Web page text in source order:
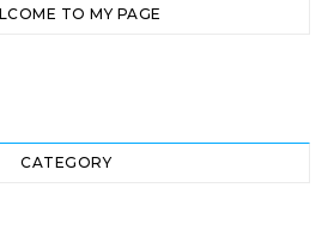
TO MY PAGE
CATEGORY